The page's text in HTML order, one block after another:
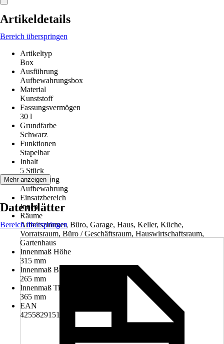
Artikeldetails
Bereich überspringen
Artikeltyp
Box
Ausführung
Aufbewahrungsbox
Material
Kunststoff
Fassungsvermögen
30 l
Grundfarbe
Schwarz
Funktionen
Stapelbar
Inhalt
5 Stück
Anwendung
Aufbewahrung
Einsatzbereich
Innen
Räume
Arbeitszimmer, Büro, Garage, Haus, Keller, Küche,
Vorratsraum, Büro / Geschäftsraum, Hauswirtschaftsraum,
Gartenhaus
Innenmaß Höhe
315 mm
Innenmaß Breite
265 mm
Innenmaß Tiefe
365 mm
EAN
4255829151846
Mehr anzeigen
Datenblätter
Bereich überspringen